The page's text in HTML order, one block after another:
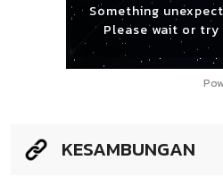
Something
Please wait or
KESAMBUNGAN